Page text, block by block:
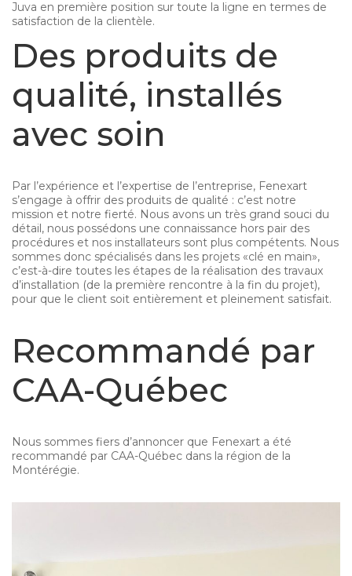
Juva en première position sur toute la ligne en termes de
satisfaction de la clientèle.
Des produits de
qualité, installés
avec soin
Par l’expérience et l’expertise de l’entreprise, Fenexart
s’engage à offrir des produits de qualité : c’est notre
mission et notre fierté. Nous avons un très grand souci du
détail, nous possédons une connaissance hors pair des
procédures et nos installateurs sont plus compétents. Nous
sommes donc spécialisés dans les projets «clé en main»,
c’est-à-dire toutes les étapes de la réalisation des travaux
d’installation (de la première rencontre à la fin du projet),
pour que le client soit entièrement et pleinement satisfait.
Recommandé par
CAA-Québec
Nous sommes fiers d’annoncer que Fenexart a été
recommandé par CAA-Québec dans la région de la
Montérégie.